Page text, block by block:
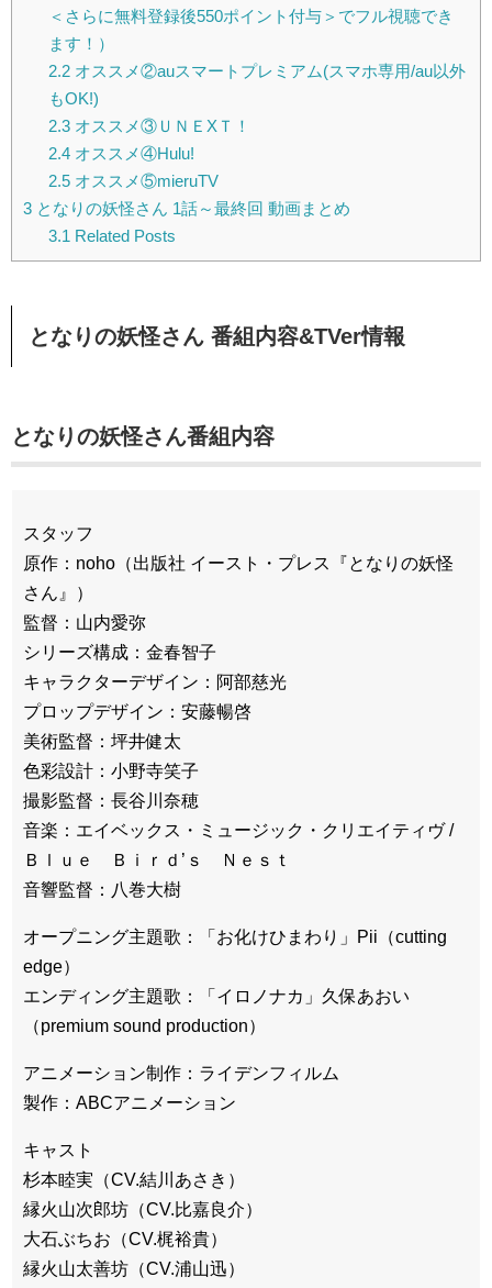
＜さらに無料登録後550ポイント付与＞でフル視聴でき
ます！）
2.2オススメ②auスマートプレミアム(スマホ専用/au以外
もOK!)
2.3オススメ③ＵＮＥXＴ！
2.4オススメ④Hulu!
2.5オススメ⑤mieruTV
3 となりの妖怪さん 1話～最終回 動画まとめ
3.1 Related Posts
となりの妖怪さん 番組内容&TVer情報
となりの妖怪さん番組内容
スタッフ
原作：noho（出版社 イースト・プレス『となりの妖怪
さん』）
監督：山内愛弥
シリーズ構成：金春智子
キャラクターデザイン：阿部慈光
プロップデザイン：安藤暢啓
美術監督：坪井健太
色彩設計：小野寺笑子
撮影監督：長谷川奈穂
音楽：エイベックス・ミュージック・クリエイティヴ /
Ｂｌｕｅ Ｂｉｒｄ’ｓ Ｎｅｓｔ
音響監督：八巻大樹
オープニング主題歌：「お化けひまわり」Pii（cutting
edge）
エンディング主題歌：「イロノナカ」久保あおい
（premium sound production）
アニメーション制作：ライデンフィルム
製作：ABCアニメーション
キャスト
杉本睦実（CV.結川あさき）
縁火山次郎坊（CV.比嘉良介）
大石ぶちお（CV.梶裕貴）
縁火山太善坊（CV.浦山迅）